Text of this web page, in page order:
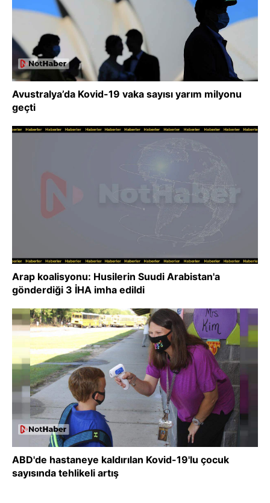
Avustralya’da Kovid-19 vaka sayısı yarım milyonu
geçti
Arap koalisyonu: Husilerin Suudi Arabistan'a
gönderdiği 3 İHA imha edildi
ABD'de hastaneye kaldırılan Kovid-19'lu çocuk
sayısında tehlikeli artış